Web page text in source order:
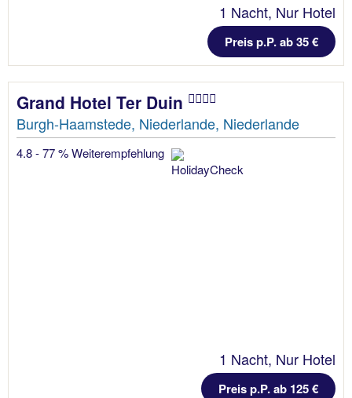
1 Nacht, Nur Hotel
Preis p.P. ab 35 €
Grand Hotel Ter Duin
Burgh-Haamstede, Niederlande, Niederlande
4.8 - 77 % Weiterempfehlung
1 Nacht, Nur Hotel
Preis p.P. ab 125 €